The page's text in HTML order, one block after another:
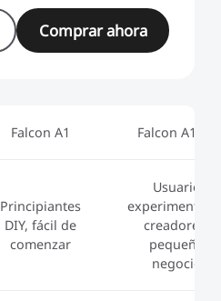
Comprar ahora
Falcon A1 Falcon A1
Principiantes
DIY, fácil de
comenzar
Usuarios
creadores y
pequeños
negocios